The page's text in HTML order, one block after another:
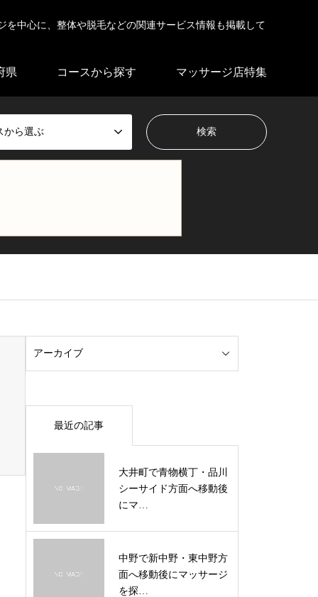
中心に、整体や脱毛などの関連サービス情報も掲載して
県 コースから探す マッサージ店特集
から選ぶ
最近の記事
大井町で青物横丁・品川
シーサイド方面へ移動後
にマ…
中野で新中野・東中野方
面へ移動後にマッサージ
を探…